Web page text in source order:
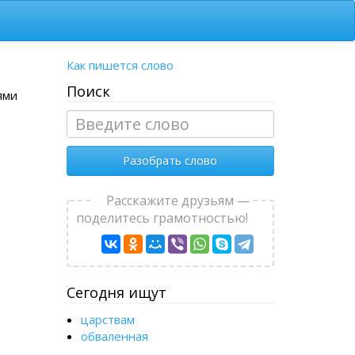
Как пишется слово
Поиск
Разобрать слово
Расскажите друзьям —
поделитесь грамотностью!
Сегодня ищут
царствам
обваленная